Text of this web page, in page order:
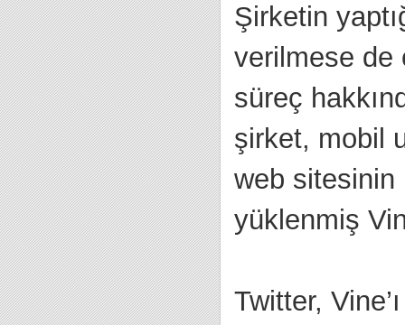
Şirketin
verilmese de
süreç
şirket, mobil
web sitesinin
yüklenmiş
Twitter,